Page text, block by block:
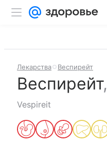
Лекарства Веспирейт
Веспирейт,
Vespireit